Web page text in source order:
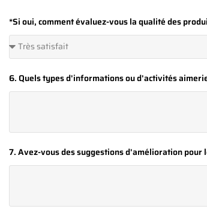
*Si oui, comment évaluez-vous la qualité des
6. Quels types d'informations ou d'activités
7. Avez-vous des suggestions d'amélioration